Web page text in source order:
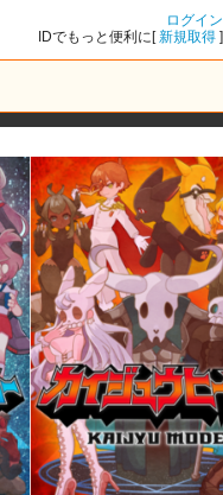
ログイン
IDでもっと便利に[新規取得 ]